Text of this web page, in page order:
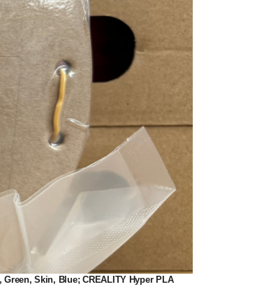
Green, Skin, Blue; CREALITY Hyper PLA